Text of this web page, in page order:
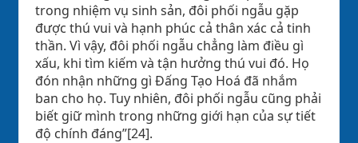
trong nhiệm vụ sinh sản, đôi phối ngẫu gặp
được thú vui và hạnh phúc cả thân xác cả tinh
thần. Vì vậy, đôi phối ngẫu chẳng làm điều gì
xấu, khi tìm kiếm và tận hưởng thú vui đó. Họ
đón nhận những gì Đấng Tạo Hoá đã nhắm
ban cho họ. Tuy nhiên, đôi phối ngẫu cũng phải
biết giữ mình trong những giới hạn của sự tiết
độ chính đáng”[24].